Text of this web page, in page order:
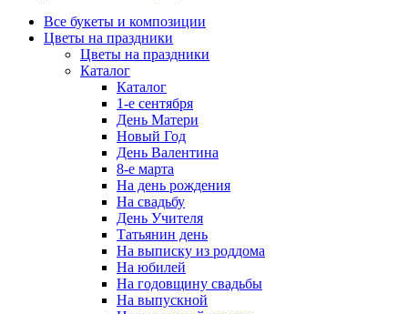
Все букеты и композиции
Цветы на праздники
Цветы на праздники
Каталог
Каталог
1-е сентября
День Матери
Новый Год
День Валентина
8-е марта
На день рождения
На свадьбу
День Учителя
Татьянин день
На выписку из роддома
На юбилей
На годовщину свадьбы
На выпускной